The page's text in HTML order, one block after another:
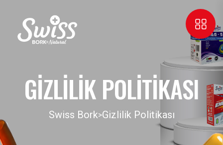
GIZLILIK POLITIKASI
Swiss Bork>Gizlilik Politikası